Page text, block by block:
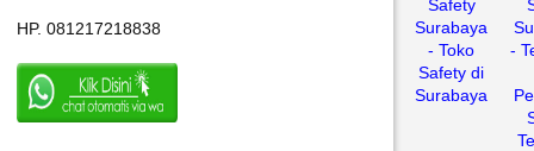
HP. 081217218838
Safety
Surabaya
- Toko
Safety di
Surabaya
-